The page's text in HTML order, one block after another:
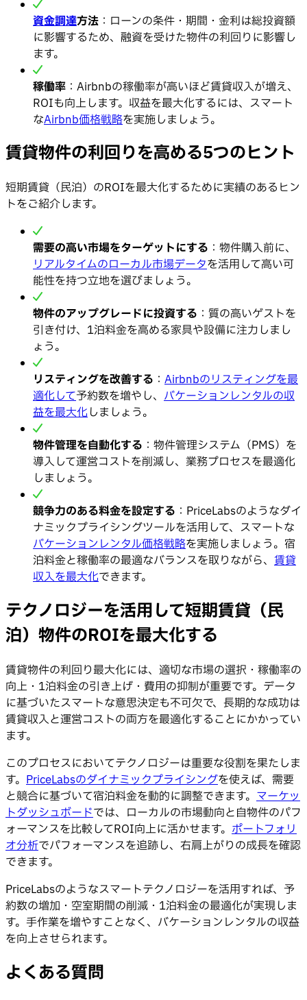
資金調達方法 ：ローンの条件・期間・金利は総投資額
に影響するため、融資を受けた物件の利回りに影響し
ます。
稼働率 ：Airbnbの稼働率が高いほど賃貸収入が増え、
ROIも向上します。収益を最大化するには、スマート
なAirbnb価格戦略を実施しましょう。
賃貸物件の利回りを高める5つのヒント
短期賃貸（民泊）のROIを最大化するために実績のあるヒン
トをご紹介します。
需要の高い市場をターゲットにする ：物件購入前に、
リアルタイムのローカル市場データを活用して高い可
能性を持つ立地を選びましょう。
物件のアップグレードに投資する ：質の高いゲストを
引き付け、1泊料金を高める家具や設備に注力しまし
ょう。
リスティングを改善する ： Airbnbのリスティングを最
適化して予約数を増やし、 バケーションレンタルの収
益を最大化しましょう。
物件管理を自動化する ：物件管理システム（PMS）を
導入して運営コストを削減し、業務プロセスを最適化
しましょう。
競争力のある料金を設定する ：PriceLabsのようなダイ
ナミックプライシングツールを活用して、スマートな
バケーションレンタル価格戦略を実施しましょう。宿
泊料金と稼働率の最適なバランスを取りながら、 賃貸
収入を最大化できます。
テクノロジーを活用して短期賃貸（民
泊）物件のROIを最大化する
賃貸物件の利回り最大化には、適切な市場の選択・稼働率の
向上・1泊料金の引き上げ・費用の抑制が重要です。データ
に基づいたスマートな意思決定も不可欠で、長期的な成功は
賃貸収入と運営コストの両方を最適化することにかかってい
ます。
このプロセスにおいてテクノロジーは重要な役割を果たしま
す。 PriceLabsのダイナミックプライシングを使えば、需要
と競合に基づいて宿泊料金を動的に調整できます。 マーケッ
トダッシュボードでは、ローカルの市場動向と自物件のパフ
ォーマンスを比較してROI向上に活かせます。 ポートフォリ
オ分析でパフォーマンスを追跡し、右肩上がりの成長を確認
できます。
PriceLabsのようなスマートテクノロジーを活用すれば、予
約数の増加・空室期間の削減・1泊料金の最適化が実現しま
す。手作業を増やすことなく、バケーションレンタルの収益
を向上させられます。
よくある質問